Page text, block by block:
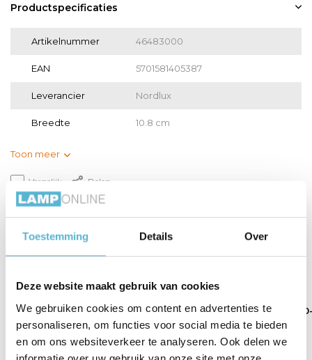
Toestemming Details Over
Deze website maakt gebruik van cookies
We gebruiken cookies om content en advertenties te
personaliseren, om functies voor social media te bieden
en om ons websiteverkeer te analyseren. Ook delen we
Productspecificaties
Artikelnummer 46483000
EAN 5701581405387
Leverancier Nordlux
Breedte 10.8 cm
Toon meer
Vergelijk Delen
Gerelateerde artikelen:
LED E27 lamp 25-2
Watt...
LED E27 lamp 40-4
Watt...
LED E27 lamp
6.5 Wa...